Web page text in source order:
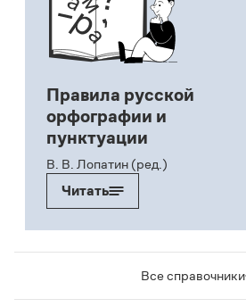
Правила русской
орфографии и
пунктуации
В. В. Лопатин (ред.)
Читать
Все справочники